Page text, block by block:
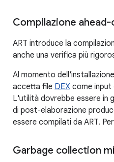
Compilazione
ART introduce la
anche una verifica più
Al momento
accetta file DEX come input
L'utilità dovrebbe essere in
di post-elaborazione
essere compilati da ART.
Garbage collection